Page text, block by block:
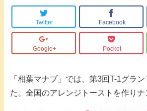
Twitter Facebook
Google+ Pocket
「相葉マナブ」では、第3回T-1グラ
た。全国のアレンジトーストを作りナ